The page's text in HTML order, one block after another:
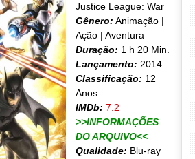
Justice League: War
Gênero: Animação |
Ação | Aventura
Duração: 1 h 20 Min.
Lançamento: 2014
Classificação: 12
Anos
IMDb: 7.2
>>INFORMAÇÕES
DO ARQUIVO<<
Qualidade: Blu-ray